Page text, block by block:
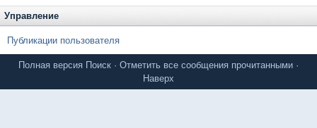
Управление
Публикации пользователя
Полная версия Поиск · Отметить все сообщения прочитанными ·
Наверх